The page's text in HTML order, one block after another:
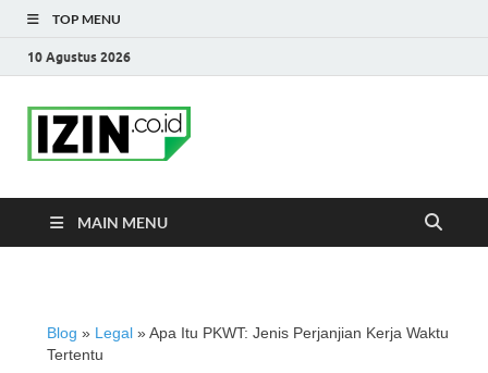
TOP MENU
10 Agustus 2026
MAIN MENU
Blog » Legal » Apa Itu PKWT: Jenis Perjanjian Kerja Waktu
Tertentu